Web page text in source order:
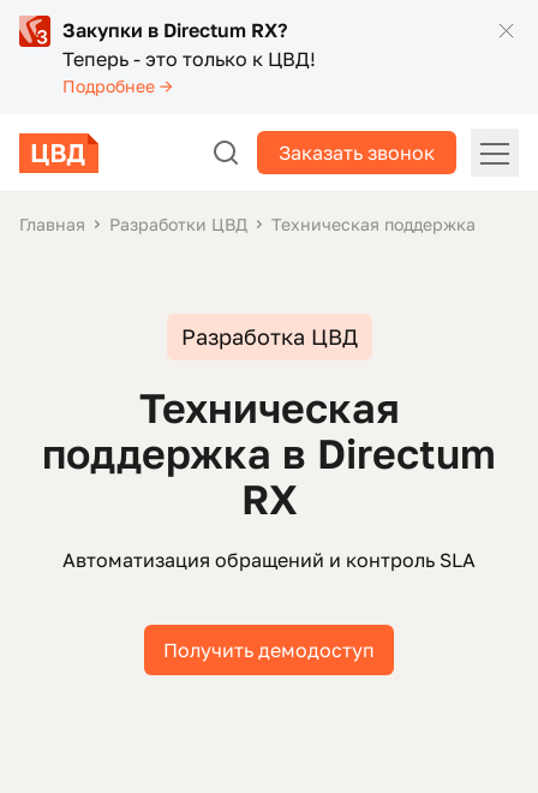
Закупки в Directum RX?
Теперь - это только к ЦВД!
Подробнее →
Заказать звонок
Главная Разработки ЦВД Техническая поддержка
Разработка ЦВД
Техническая
поддержка в Directum
RX
Автоматизация обращений и контроль SLA
Получить демодоступ